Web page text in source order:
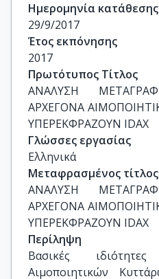
Ημερομηνία κατάθεσης
29/9/2017
Έτος εκπόνησης
2017
Πρωτότυπος Τίτλος
ΑΝΑΛΥΣΗ
ΑΡΧΕΓΟΝΑ
ΥΠΕΡΕΚΦΡΑΖΟΥΝ IDAX
Γλώσσες εργασίας
Ελληνικά
Μεταφρασμένος τίτλος
ΑΝΑΛΥΣΗ
ΑΡΧΕΓΟΝΑ
ΥΠΕΡΕΚΦΡΑΖΟΥΝ IDAX
Περίληψη
Βασικές
Αιμοποιητικών